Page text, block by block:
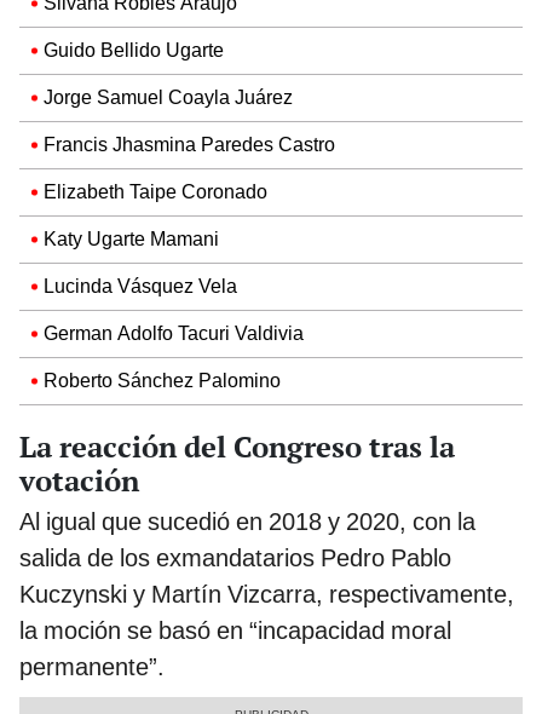
Guido Bellido Ugarte
Jorge Samuel Coayla Juárez
Francis Jhasmina Paredes Castro
Elizabeth Taipe Coronado
Katy Ugarte Mamani
Lucinda Vásquez Vela
German Adolfo Tacuri Valdivia
Roberto Sánchez Palomino
La reacción del Congreso tras la
votación
Al igual que sucedió en 2018 y 2020, con la
salida de los exmandatarios Pedro Pablo
Kuczynski y Martín Vizcarra, respectivamente,
la moción se basó en “incapacidad moral
permanente”.